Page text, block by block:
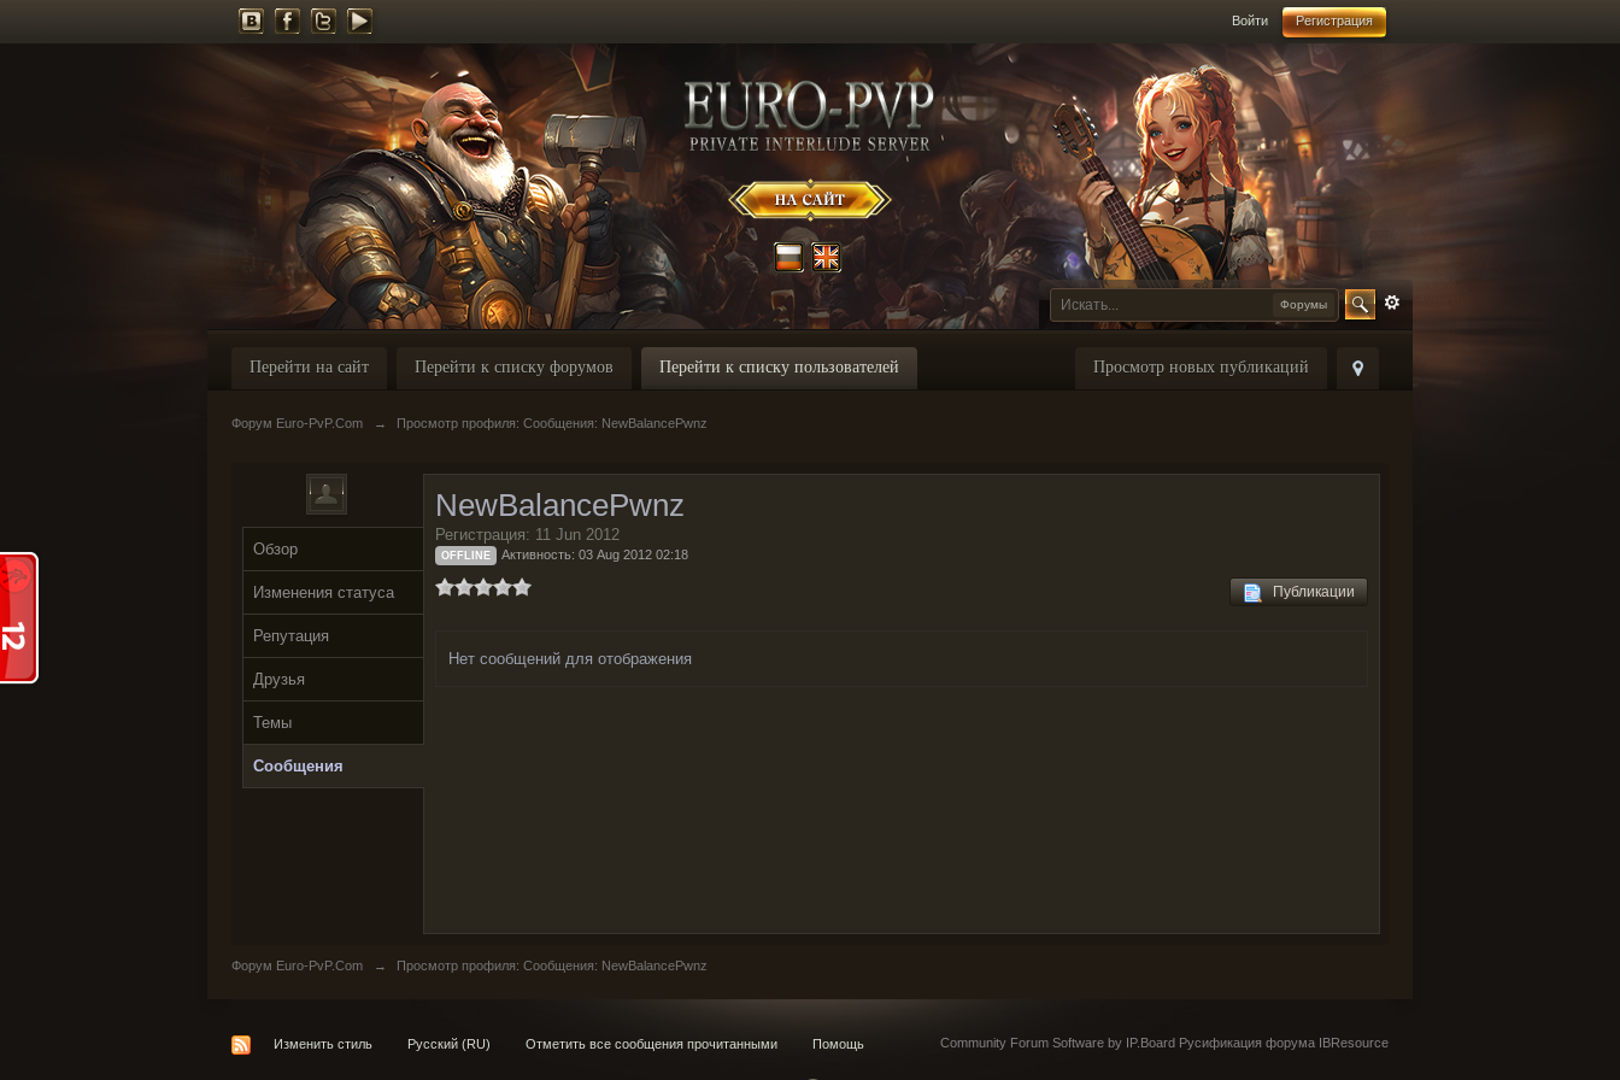
Войти Регистрация
Форумы
Просмотр новых публикаций
Перейти на сайт Перейти к списку форумов Перейти к списку пользователей
Форум Euro-PvP.Com → Просмотр профиля: Сообщения: NewBalancePwnz
Обзор
Изменения статуса
Репутация
Друзья
Темы
Сообщения
NewBalancePwnz
Регистрация: 11 Jun 2012
OFFLINE Активность: 03 Aug 2012 02:18
Публикации
Нет сообщений для отображения
Форум Euro-PvP.Com → Просмотр профиля: Сообщения: NewBalancePwnz
Изменить стиль Русский (RU) Отметить все сообщения прочитанными Помощь Community Forum Software by IP.Board Русификация форума IBResource